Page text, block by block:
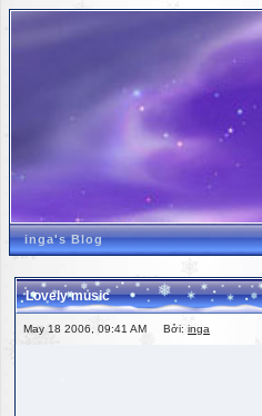
inga's Blog
Lovely music
May 18 2006, 09:41 AM Bởi: inga